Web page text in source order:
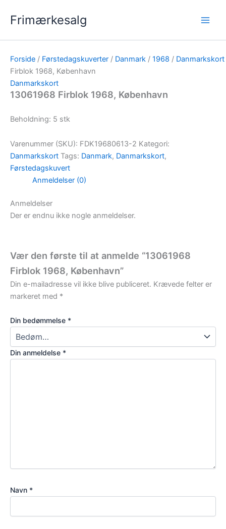
Frimærkesalg
Forside / Førstedagskuverter / Danmark / 1968 / Danmarkskort
Firblok 1968, København
Danmarkskort
13061968 Firblok 1968, København
Beholdning: 5 stk
Varenummer (SKU): FDK19680613-2 Kategori:
Danmarkskort Tags: Danmark, Danmarkskort,
Førstedagskuvert
Anmeldelser (0)
Anmeldelser
Der er endnu ikke nogle anmeldelser.
Vær den første til at anmelde “13061968
Firblok 1968, København”
Din e-mailadresse vil ikke blive publiceret. Krævede felter er
markeret med *
Din bedømmelse *
Din anmeldelse *
Navn *